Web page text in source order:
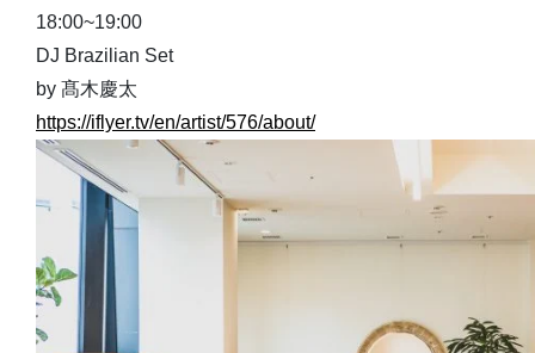
18:00~19:00
DJ Brazilian Set
by 髙木慶太
https://iflyer.tv/en/artist/576/about/